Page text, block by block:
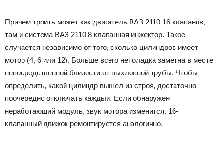
Причем троить может как двигатель ВАЗ 2110 16 клапанов,
там и система ВАЗ 2110 8 клапанная инжектор. Такое
случается независимо от того, сколько цилиндров имеет
мотор (4, 6 или 12). Больше всего неполадка заметна в месте
непосредственной близости от выхлопной трубы. Чтобы
определить, какой цилиндр вышел из строя, достаточно
поочередно отключать каждый. Если обнаружен
неработающий модуль, звук мотора изменится. 16-
клапанный движок ремонтируется аналогично.